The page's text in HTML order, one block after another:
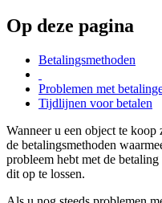
Op deze pagina
Betalingsmethoden
Problemen met
Tijdlijnen voor betalen
Wanneer u een object te
de betalingsmethoden
probleem hebt met de
dit op te lossen.